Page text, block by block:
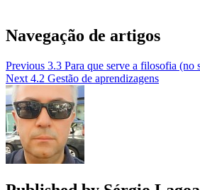
Navegação de artigos
Previous 3.3 Para que serve a filosofia
Next 4.2 Gestão de aprendizagens